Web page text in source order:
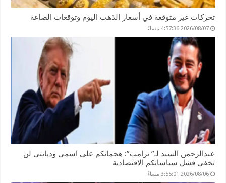
تحركات غير متوقعة في أسعار الذهب اليوم وتوقعات الصاغة
2026/08/07 4:57:36 مساءً
عبدالرحمن السيد لـ” ترامب”: هجماتكم على اسمي وديانتي لن
تخفي فشل سياساتكم الاقتصادية
2026/08/06 3:55:01 مساءً